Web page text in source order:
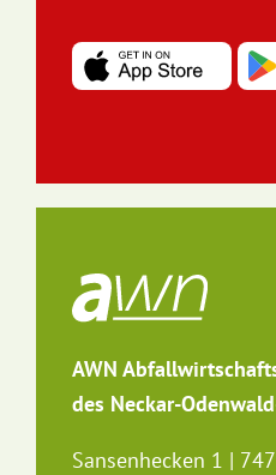
AWN
des Neckar-
Sansenhecken 1 |